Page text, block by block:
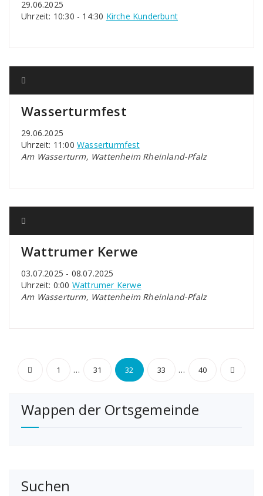
29.06.2025
Uhrzeit: 10:30 - 14:30 Kirche Kunderbunt
Wasserturmfest
29.06.2025
Uhrzeit: 11:00 Wasserturmfest
Am Wasserturm, Wattenheim Rheinland-Pfalz
Wattrumer Kerwe
03.07.2025 - 08.07.2025
Uhrzeit: 0:00 Wattrumer Kerwe
Am Wasserturm, Wattenheim Rheinland-Pfalz
Seitennummerierung
Beiträge
1 … 31 32 33 … 40
Wappen der Ortsgemeinde
Suchen